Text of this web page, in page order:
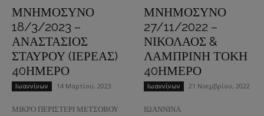
ΜΝΗΜΟΣΥΝΟ
18/3/2023 –
ΑΝΑΣΤΑΣΙΟΣ
ΣΤΑΥΡΟΥ (ΙΕΡΕΑΣ)
40ΗΜΕΡΟ
Ιωαννίνων 14 Μαρτίου, 2023
ΜΙΚΡΟ ΠΕΡΙΣΤΕΡΙ ΜΕΤΣΟΒΟΥ
ΜΝΗΜΟΣΥΝΟ
27/11/2022 –
ΝΙΚΟΛΑΟΣ &
ΛΑΜΠΡΙΝΗ ΤΟΚΗ
40ΗΜΕΡΟ
Ιωαννίνων 21 Νοεμβρίου, 2022
ΙΩΑΝΝΙΝΑ